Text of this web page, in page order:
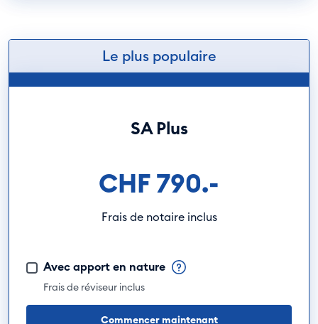
Le plus populaire
SA Plus
CHF 790.-
Frais de notaire inclus
Avec apport en nature
Frais de réviseur inclus
Commencer maintenant